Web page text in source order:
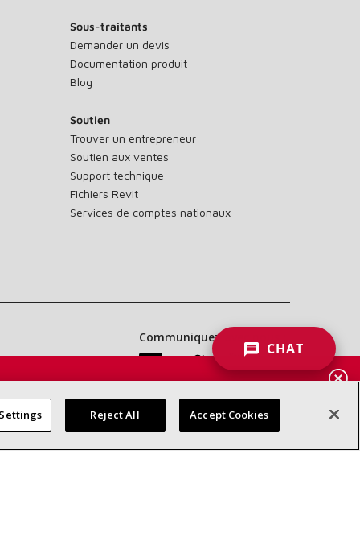
Sous-traitants
Demander un devis
Documentation produit
Blog
Soutien
Trouver un entrepreneur
Soutien aux ventes
Support technique
Fichiers Revit
Services de comptes nationaux
Communiquez avec nous :
Confidentialité Conditions générales
CHAT
Reject All Accept Cookies